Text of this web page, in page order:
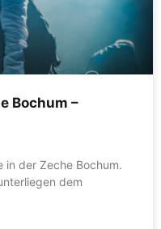
Bochum –
in der Zeche Bochum.
dem